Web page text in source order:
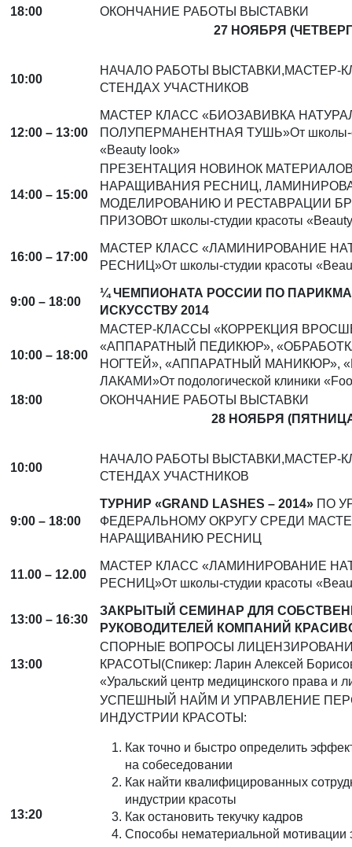
18:00
ОКОНЧАНИЕ РАБОТЫ ВЫСТАВКИ
27 НОЯБРЯ
10:00
НАЧАЛО РАБОТЫ ВЫСТАВКИ,МАСТЕР-
СТЕНДАХ УЧАСТНИКОВ
12:00 – 13:00
МАСТЕР КЛАСС «БИОЗАВИВКА
ПОЛУПЕРМАНЕНТНАЯ ТУШЬ»От школы-
«Beauty look»
14:00 – 15:00
ПРЕЗЕНТАЦИЯ НОВИНОК
НАРАЩИВАНИЯ РЕСНИЦ,
МОДЕЛИРОВАНИЮ И РЕСТАВРАЦИИ
ПРИЗОВОт школы-студии красоты
16:00 – 17:00
МАСТЕР КЛАСС «ЛАМИНИРОВАНИЕ
РЕСНИЦ»От школы-студии красоты
9:00 – 18:00
¼ ЧЕМПИОНАТА РОССИИ ПО
ИСКУССТВУ 2014
10:00 – 18:00
МАСТЕР-КЛАССЫ «КОРРЕКЦИЯ
«АППАРАТНЫЙ ПЕДИКЮР»,
НОГТЕЙ», «АППАРАТНЫЙ МАНИКЮР»,
ЛАКАМИ»От подологической клиники
18:00
ОКОНЧАНИЕ РАБОТЫ ВЫСТАВКИ
28 НОЯБРЯ
10:00
НАЧАЛО РАБОТЫ ВЫСТАВКИ,МАСТЕР-
СТЕНДАХ УЧАСТНИКОВ
9:00 – 18:00
ТУРНИР «GRAND LASHES – 2014» ПО
ФЕДЕРАЛЬНОМУ ОКРУГУ СРЕДИ
НАРАЩИВАНИЮ РЕСНИЦ
11.00 – 12.00
МАСТЕР КЛАСС «ЛАМИНИРОВАНИЕ
РЕСНИЦ»От школы-студии красоты
13:00 – 16:30
ЗАКРЫТЫЙ СЕМИНАР ДЛЯ
РУКОВОДИТЕЛЕЙ КОМПАНИЙ
13:00
СПОРНЫЕ ВОПРОСЫ
КРАСОТЫ(Спикер: Ларин Алексей
«Уральский центр медицинского права и
13:20
УСПЕШНЫЙ НАЙМ И УПРАВЛЕНИЕ
ИНДУСТРИИ КРАСОТЫ:
Как точно и быстро определить
на собеседовании
Как найти квалифицированных
индустрии красоты
Как остановить текучку кадров
Способы нематериальной мотивации